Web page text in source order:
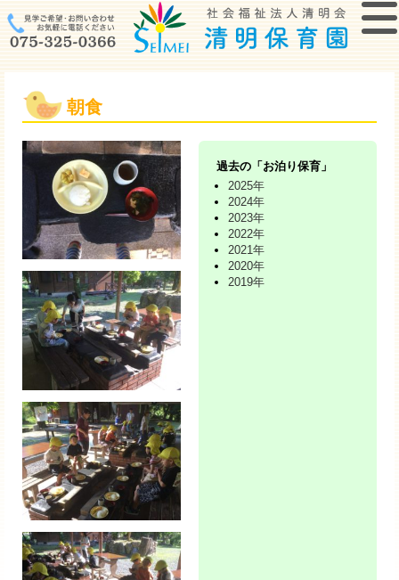
朝食
過去の「お泊り保育」
2025年
2024年
2023年
2022年
2021年
2020年
2019年